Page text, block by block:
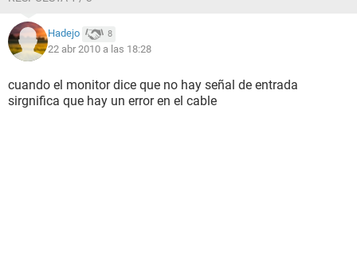
Hadejo 8
22 abr 2010 a las 18:28
cuando el monitor dice que no hay señal de entrada
sirgnifica que hay un error en el cable